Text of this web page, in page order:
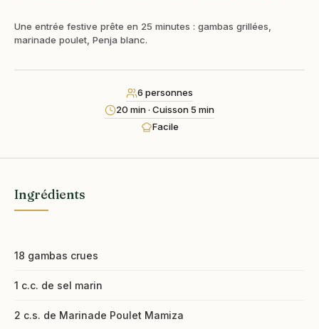
Une entrée festive prête en 25 minutes : gambas grillées,
marinade poulet, Penja blanc.
6 personnes
20 min · Cuisson 5 min
Facile
Ingrédients
18 gambas crues
1 c.c. de sel marin
2 c.s. de Marinade Poulet Mamiza